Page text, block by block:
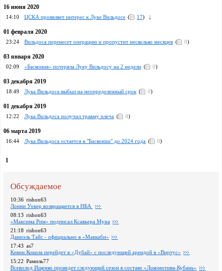
16 июня 2020
14:10 ЦСКА проявляет интерес к Луке Вильдосе ( 17)
01 февраля 2020
23:24 Вильдоса перенесет операцию и пропустит несколько месяцев ( 0)
03 января 2020
02:09 «Баскония» потеряла Луку Вильдосу на 2 недели ( 0)
03 декабря 2019
18:49 Лука Вильдоса выбыл на неопределенный срок ( 0)
01 декабря 2019
12:22 Лука Вильдоса получил травму плеча ( 0)
06 марта 2019
16:44 Лука Вильдоса остается в "Басконии" до 2024 года ( 0)
1
Обсуждаемое
10:36 rishon63
Лонни Уокер возвращается в НБА
08:13 rishon63
«Максима Рим» подписал Ксавьера Муна
21:18 rishon63
Даниэль Тайс - официально в «Маккаби»
17:43 as7
Кевин Кокила перейдет в «Дубай» с последующей арендой в «Виртус»
15:22 Рамиль77
Всеволод Ищенко проведет следующий сезон в составе «Локомотива-Кубань»